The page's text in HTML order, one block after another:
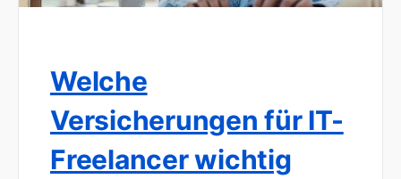
Welche
Versicherungen für IT-
Freelancer wichtig